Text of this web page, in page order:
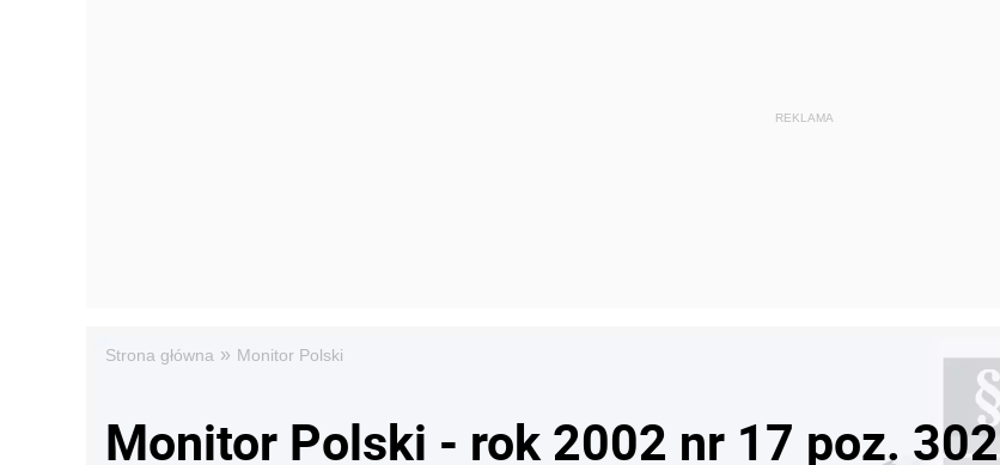
Strona główna » Monitor Polski
Monitor Polski - rok 2002 nr 17 poz. 302